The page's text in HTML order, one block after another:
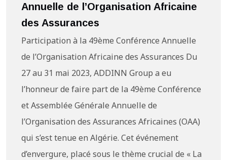
Annuelle de l’Organisation Africaine
des Assurances
Participation à la 49ème Conférence Annuelle
de l’Organisation Africaine des Assurances Du
27 au 31 mai 2023, ADDINN Group a eu
l’honneur de faire part de la 49ème Conférence
et Assemblée Générale Annuelle de
l’Organisation des Assurances Africaines (OAA)
qui s’est tenue en Algérie. Cet événement
d’envergure, placé sous le thème crucial de « La